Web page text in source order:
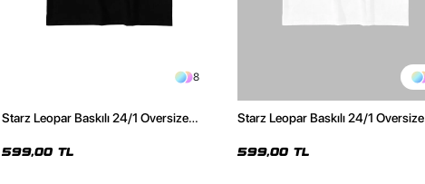
8
Starz Leopar Baskılı 24/1 Oversize
599,00 TL
Starz Leopar Baskılı 24/1 Oversize
599,00 TL